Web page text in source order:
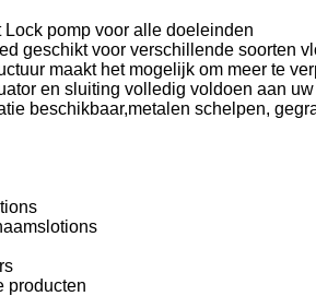
pomp voor alle doeleinden
geschikt voor verschillende soorten
maakt het mogelijk om meer te
en sluiting volledig voldoen aan
beschikbaar,metalen schelpen,
producten